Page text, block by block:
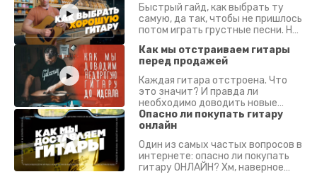
Быстрый гайд, как выбрать ту
самую, да так, чтобы не пришлось
потом играть грустные песни. На
Как мы отстраиваем гитары
перед продажей
Каждая гитара отстроена. Что
это значит? И правда ли
необходимо доводить новые
гитары? Если кратко - да.
Подробно - в видео :)
Опасно ли покупать гитару
онлайн
Один из самых частых вопросов в
интернете: опасно ли покупать
гитару ОНЛАЙН? Хм, наверное